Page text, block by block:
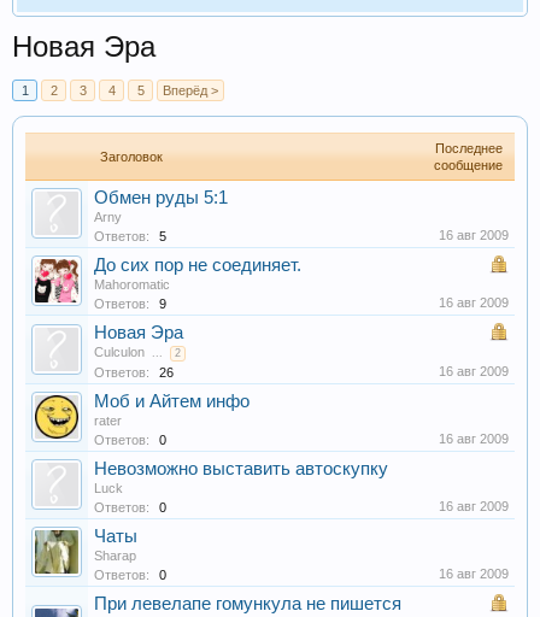
Новая Эра
1 2 3 4 5 Вперёд >
Заголовок
Последнее
сообщение
Обмен руды 5:1
Arny
Ответов:
5 16 авг 2009
До сих пор не соединяет.
Mahoromatic
Ответов:
9 16 авг 2009
Новая Эра
Culculon ... 2
Ответов: 26 16 авг 2009
Моб и Айтем инфо
rater
Ответов:
0 16 авг 2009
Невозможно выставить автоскупку
Luck
Ответов:
0 16 авг 2009
Чаты
Sharap
Ответов:
0 16 авг 2009
При левелапе гомункула не пишется